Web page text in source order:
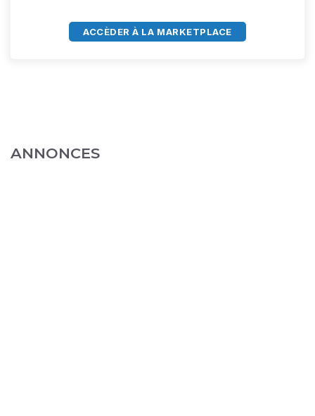
ACCÈDER À LA MARKETPLACE
ANNONCES